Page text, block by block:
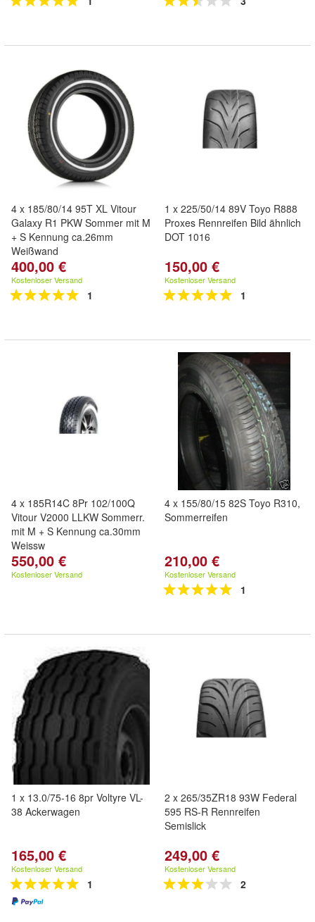
4 x 185/80/14 95T XL Vitour
Galaxy R1 PKW Sommer mit M
+ S Kennung ca.26mm
Weißwand
400,00 €
Kostenloser Versand
1
1 x 225/50/14 89V Toyo R888
Proxes Rennreifen Bild ähnlich
DOT 1016
150,00 €
Kostenloser Versand
1
4 x 185R14C 8Pr 102/100Q
Vitour V2000 LLKW Sommerr.
mit M + S Kennung ca.30mm
Weissw
550,00 €
Kostenloser Versand
4 x 155/80/15 82S Toyo R310,
Sommerreifen
210,00 €
Kostenloser Versand
1
1 x 13.0/75-16 8pr Voltyre VL-
38 Ackerwagen
165,00 €
Kostenloser Versand
1
2 x 265/35ZR18 93W Federal
595 RS-R Rennreifen
Semislick
249,00 €
Kostenloser Versand
2